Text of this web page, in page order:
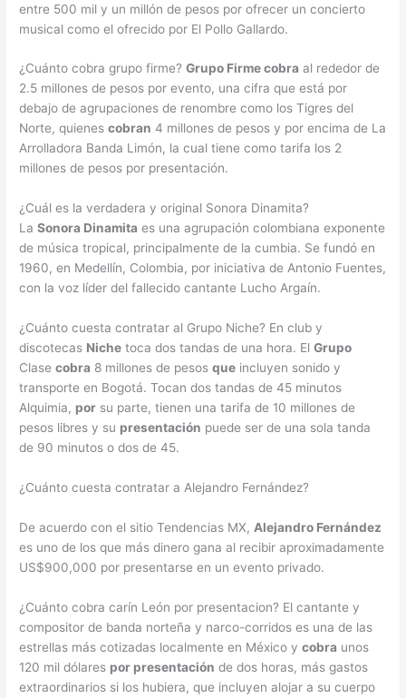
entre 500 mil y un millón de pesos por ofrecer un concierto
musical como el ofrecido por El Pollo Gallardo.
¿Cuánto cobra grupo firme?Grupo Firme cobra al rededor de
2.5 millones de pesos por evento, una cifra que está por
debajo de agrupaciones de renombre como los Tigres del
Norte, quienescobran 4 millones de pesos y por encima de La
Arrolladora Banda Limón, la cual tiene como tarifa los 2
millones de pesos por presentación.
¿Cuál es la verdadera y original Sonora Dinamita?
LaSonora Dinamita es una agrupación colombiana exponente
de música tropical, principalmente de la cumbia. Se fundó en
1960, en Medellín, Colombia, por iniciativa de Antonio Fuentes,
con la voz líder del fallecido cantante Lucho Argaín.
¿Cuánto cuesta contratar al Grupo Niche? En club y
discotecas Niche toca dos tandas de una hora. ElGrupo
Clasecobra 8 millones de pesosque incluyen sonido y
transporte en Bogotá. Tocan dos tandas de 45 minutos
Alquimia, por su parte, tienen una tarifa de 10 millones de
pesos libres y su presentación puede ser de una sola tanda
de 90 minutos o dos de 45.
¿Cuánto cuesta contratar a Alejandro Fernández?
De acuerdo con el sitio Tendencias MX, Alejandro Fernández
es uno de los que más dinero gana al recibir aproximadamente
US$900,000 por presentarse en un evento privado.
¿Cuánto cobra carín León por presentacion? El cantante y
compositor de banda norteña y narco-corridos es una de las
estrellas más cotizadas localmente en México ycobra unos
120 mil dólares por presentación de dos horas, más gastos
extraordinarios si los hubiera, que incluyen alojar a su cuerpo